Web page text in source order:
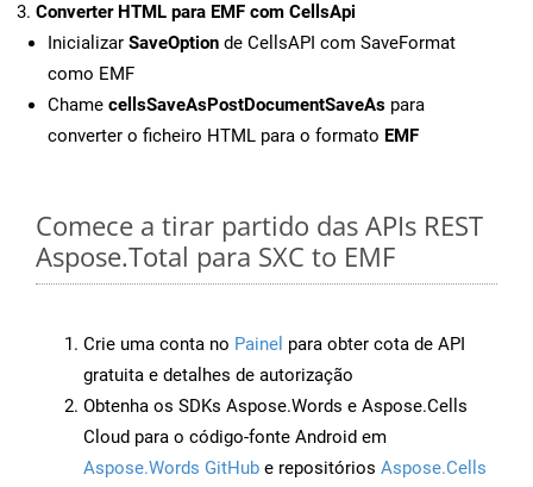
Converter HTML para EMF com CellsApi
Inicializar SaveOption de CellsAPI com SaveFormat
como EMF
Chame cellsSaveAsPostDocumentSaveAs para
converter o ficheiro HTML para o formato EMF
Comece a tirar partido das APIs REST
Aspose.Total para SXC to EMF
Crie uma conta no Painel para obter cota de API
gratuita e detalhes de autorização
Obtenha os SDKs Aspose.Words e Aspose.Cells
Cloud para o código-fonte Android em
Aspose.Words GitHub e repositórios Aspose.Cells